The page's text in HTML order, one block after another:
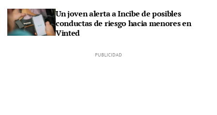
Un joven alerta a Incibe de posibles
conductas de riesgo hacia menores en
Vinted